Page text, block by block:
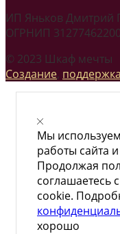
ИП Яньков Дмитрий
ОГРНИП
© 2023 Шкаф мечты
Создание, поддержка
Мы
работы сайта
Продолжая
соглашаетесь
cookie.
хорошо